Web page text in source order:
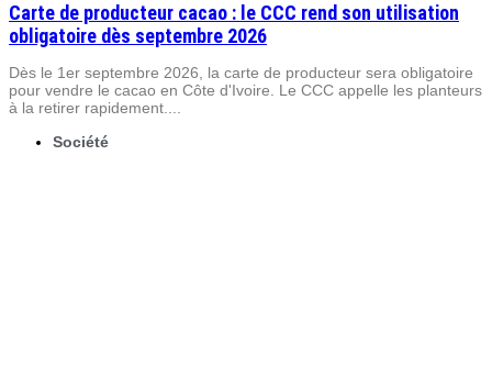
Carte de producteur cacao : le CCC rend son utilisation
obligatoire dès septembre 2026
Dès le 1er septembre 2026, la carte de producteur sera obligatoire
pour vendre le cacao en Côte d'Ivoire. Le CCC appelle les planteurs
à la retirer rapidement....
Société